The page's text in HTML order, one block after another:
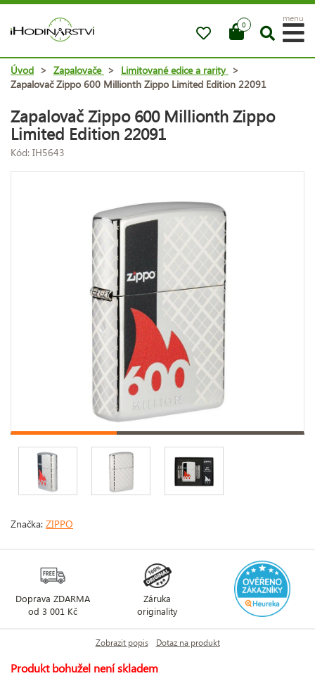
0
menu
Úvod > Zapalovače > Limitované edice a rarity >
Zapalovač Zippo 600 Millionth Zippo Limited Edition 22091
Zapalovač Zippo 600 Millionth Zippo
Limited Edition 22091
Kód: IH5643
Značka: ZIPPO
Doprava ZDARMA
od 3 001 Kč
Záruka
originality
Zobrazit popis Dotaz na produkt
Produkt bohužel není skladem